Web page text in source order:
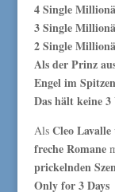
4 Single
3 Single
2 Single
Als der Prinz
Engel im
Das hält keine 3
Als Cleo Lavalle
freche Romane
prickelnden
Only for 3 Days